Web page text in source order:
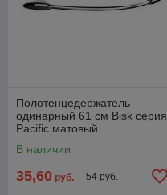
Полотенцедержатель
одинарный 61 см Bisk серия
Pacific матовый
В наличии
35,60 руб. 54 руб.